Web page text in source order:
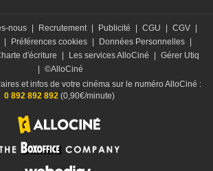
nous Recrutement Publicité CGU CGV
Préférences cookies Données Personnelles
d'écriture Les services AlloCiné
Gérer Utiq
©AlloCiné
et infos de votre cinéma sur le numéro AlloCiné :
0 892 892 892(0,90€/minute)